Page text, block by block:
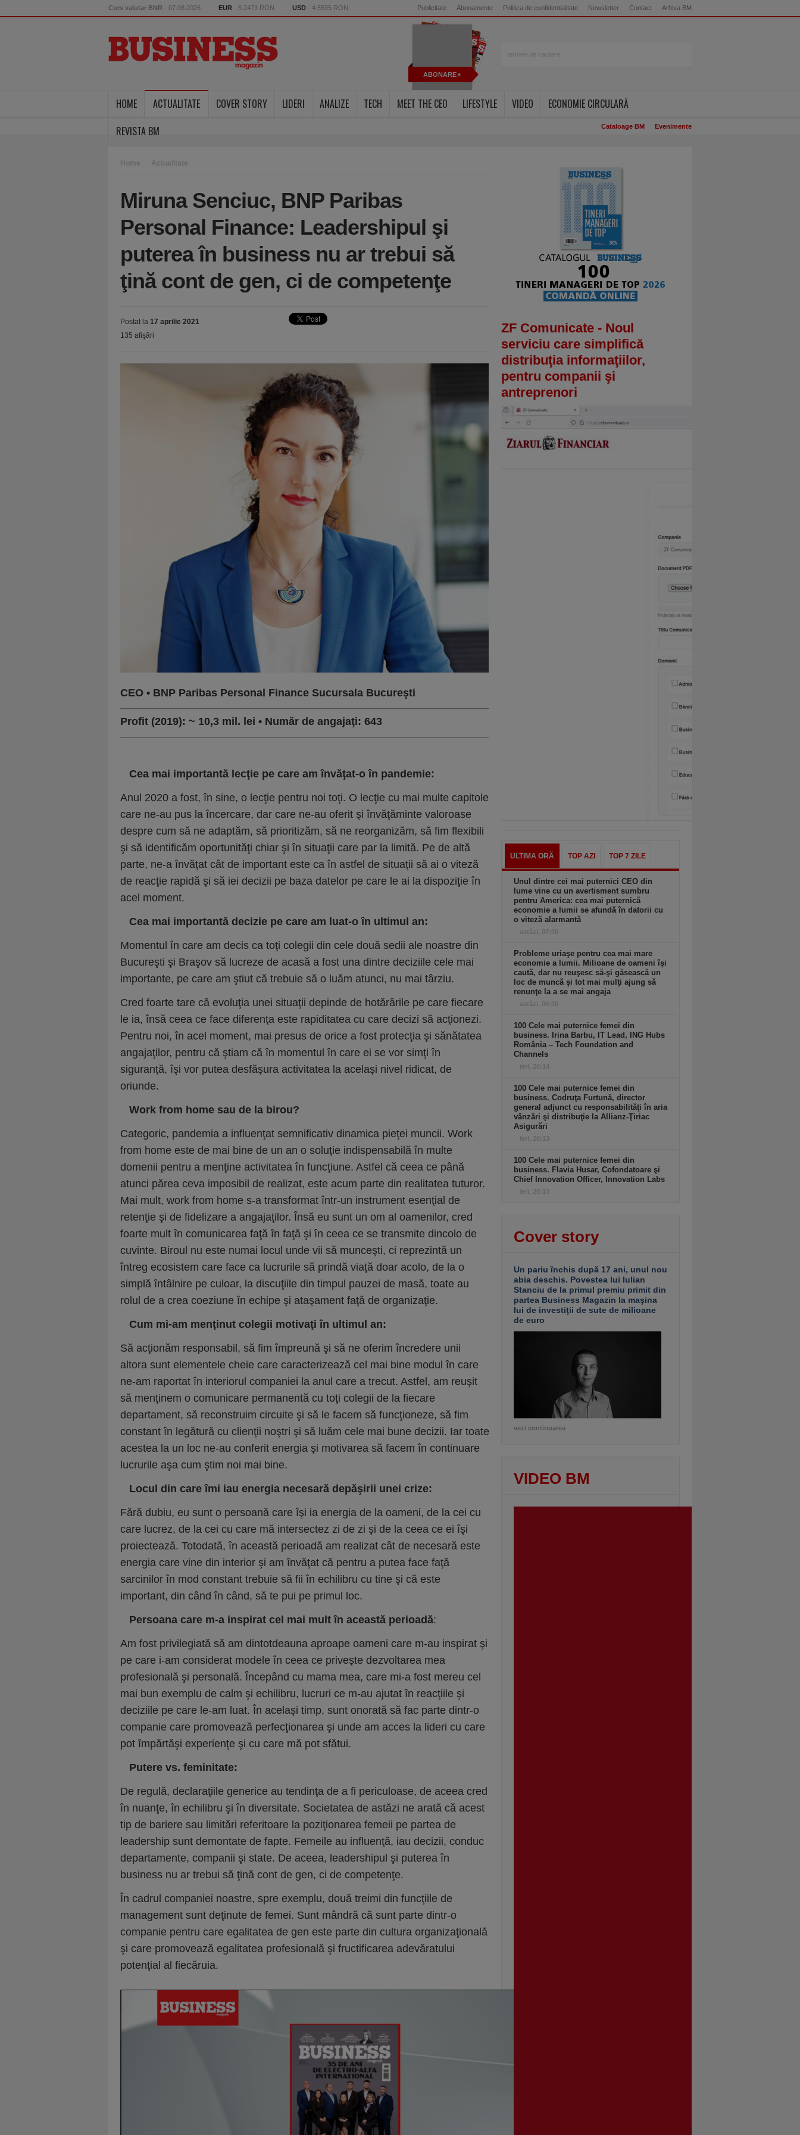
Curs valutar BNR - 07.08.2026 EUR - 5.2473 RON USD - 4.5595 RON Publicitate Abonamente Politica de confidentialitate Newsletter Contact Arhiva BM
ABONARE
HOME ACTUALITATE COVER STORY LIDERI ANALIZE TECH MEET THE CEO LIFESTYLE VIDEO
ECONOMIE CIRCULARĂ
REVISTA BM
Cataloage BM Evenimente
Home Actualitate
Miruna Senciuc, BNP Paribas
Personal Finance: Leadershipul şi
puterea în business nu ar trebui să
ţină cont de gen, ci de competenţe
Postat la 17 aprilie 2021
135 afişări
CEO • BNP Paribas Personal Finance Sucursala Bucureşti
Profit (2019): ~ 10,3 mil. lei • Număr de angajaţi: 643
Cea mai importantă lecţie pe care amînvăţat-oîn pandemie:
Anul 2020 a fost, în sine, o lecţie pentru noi toţi. O lecţie cu mai multe capitole
care ne-au pus la încercare, dar care ne-au oferit şi învăţăminte valoroase
despre cum să ne adaptăm, să prioritizăm, să ne reorganizăm, să fim flexibili
şi să identificăm oportunităţi chiar şi în situaţii care par la limită. Pe de altă
parte, ne-a învăţat cât de important este ca în astfel de situaţii să ai o viteză
de reacţie rapidă şi să iei decizii pe baza datelor pe care le ai la dispoziţie în
acel moment.
Cea mai importantă decizie pe care am luat-oîn ultimul an:
Momentul în care am decis ca toţi colegii din cele două sedii ale noastre din
Bucureşti şi Braşov să lucreze de acasă a fost una dintre deciziile cele mai
importante, pe care am ştiut că trebuie să o luăm atunci, nu mai târziu.
Cred foarte tare că evoluţia unei situaţii depinde de hotărârile pe care fiecare
le ia, însă ceea ce face diferenţa este rapiditatea cu care decizi să acţionezi.
Pentru noi, în acel moment, mai presus de orice a fost protecţia şi sănătatea
angajaţilor, pentru că ştiam că în momentul în care ei se vor simţi în
siguranţă, îşi vor putea desfăşura activitatea la acelaşi nivel ridicat, de
oriunde.
Work from home sau de la birou?
Categoric, pandemia a influenţat semnificativ dinamica pieţei muncii. Work
from home este de mai bine de un an o soluţie indispensabilă în multe
domenii pentru a menţine activitatea în funcţiune. Astfel că ceea ce până
atunci părea ceva imposibil de realizat, este acum parte din realitatea tuturor.
Mai mult, work from home s-a transformat într-un instrument esenţial de
retenţie şi de fidelizare a angajaţilor. Însă eu sunt un om al oamenilor, cred
foarte mult în comunicarea faţă în faţă şi în ceea ce se transmite dincolo de
cuvinte. Biroul nu este numai locul unde vii să munceşti, ci reprezintă un
întreg ecosistem care face ca lucrurile să prindă viaţă doar acolo, de la o
simplă întâlnire pe culoar, la discuţiile din timpul pauzei de masă, toate au
rolul de a crea coeziune în echipe şi ataşament faţă de organizaţie.
Cum mi-am menţinut colegii motivaţiîn ultimul an:
Să acţionăm responsabil, să fim împreună şi să ne oferim încredere unii
altora sunt elementele cheie care caracterizează cel mai bine modul în care
ne-am raportat în interiorul companiei la anul care a trecut. Astfel, am reuşit
să menţinem o comunicare permanentă cu toţi colegii de la fiecare
departament, să reconstruim circuite şi să le facem să funcţioneze, să fim
constant în legătură cu clienţii noştri şi să luăm cele mai bune decizii. Iar toate
acestea la un loc ne-au conferit energia şi motivarea să facem în continuare
lucrurile aşa cum ştim noi mai bine.
Locul din care îmi iau energia necesară depăşirii unei crize:
Fără dubiu, eu sunt o persoană care îşi ia energia de la oameni, de la cei cu
care lucrez, de la cei cu care mă intersectez zi de zi şi de la ceea ce ei îşi
proiectează. Totodată, în această perioadă am realizat cât de necesară este
energia care vine din interior şi am învăţat că pentru a putea face faţă
sarcinilor în mod constant trebuie să fii în echilibru cu tine şi că este
important, din când în când, să te pui pe primul loc.
Persoana care m-a inspirat cel mai mult în această perioadă:
Am fost privilegiată să am dintotdeauna aproape oameni care m-au inspirat şi
pe care i-am considerat modele în ceea ce priveşte dezvoltarea mea
profesională şi personală. Începând cu mama mea, care mi-a fost mereu cel
mai bun exemplu de calm şi echilibru, lucruri ce m-au ajutat în reacţiile şi
deciziile pe care le-am luat. În acelaşi timp, sunt onorată să fac parte dintr-o
companie care promovează perfecţionarea şi unde am acces la lideri cu care
pot împărtăşi experienţe şi cu care mă pot sfătui.
Putere vs. feminitate:
De regulă, declaraţiile generice au tendinţa de a fi periculoase, de aceea cred
în nuanţe, în echilibru şi în diversitate. Societatea de astăzi ne arată că acest
tip de bariere sau limitări referitoare la poziţionarea femeii pe partea de
leadership sunt demontate de fapte. Femeile au influenţă, iau decizii, conduc
departamente, companii şi state. De aceea, leadershipul şi puterea în
business nu ar trebui să ţină cont de gen, ci de competenţe.
În cadrul companiei noastre, spre exemplu, două treimi din funcţiile de
management sunt deţinute de femei. Sunt mândră că sunt parte dintr-o
companie pentru care egalitatea de gen este parte din cultura organizaţională
şi care promovează egalitatea profesională şi fructificarea adevăratului
potenţial al fiecăruia.
ZF Comunicate - Noul
serviciu care simplifică
distribuţia informaţiilor,
pentru companii şi
antreprenori
ULTIMA ORĂ TOP AZI TOP 7 ZILE
Unul dintre cei mai puternici CEO din
lume vine cu un avertisment sumbru
pentru America: cea mai puternică
economie a lumii se afundă în datorii cu
o viteză alarmantă
astăzi, 07:00
Probleme uriaşe pentru cea mai mare
economie a lumii. Milioane de oameni îşi
caută, dar nu reuşesc să-şi găsească un
loc de muncă şi tot mai mulţi ajung să
renunţe la a se mai angaja
astăzi, 06:00
100 Cele mai puternice femei din
business. Irina Barbu, IT Lead, ING Hubs
România – Tech Foundation and
Channels
ieri, 20:14
100 Cele mai puternice femei din
business. Codruţa Furtună, director
general adjunct cu responsabilităţi în aria
vânzări şi distribuţie la Allianz-Ţiriac
Asigurări
ieri, 20:13
100 Cele mai puternice femei din
business. Flavia Husar, Cofondatoare şi
Chief Innovation Officer, Innovation Labs
ieri, 20:13
Cover story
Un pariu închis după 17 ani, unul nou
abia deschis. Povestea lui Iulian
Stanciu de la primul premiu primit din
partea Business Magazin la maşina
lui de investiţii de sute de milioane
de euro
vezi continuarea
VIDEO BM